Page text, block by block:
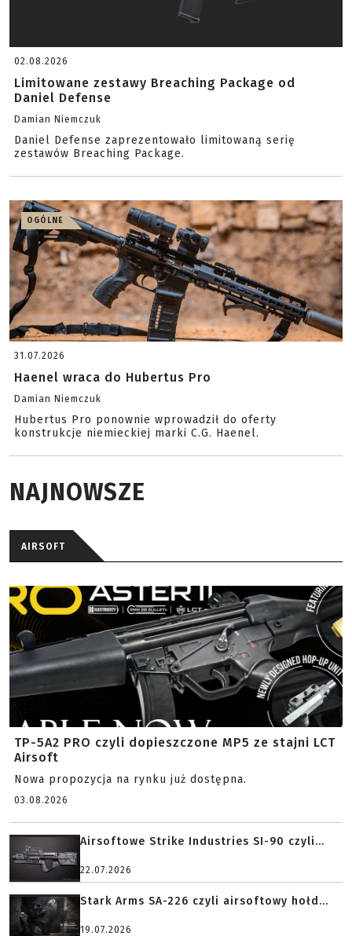
02.08.2026
Limitowane zestawy Breaching Package od
Daniel Defense
Damian Niemczuk
Daniel Defense zaprezentowało limitowaną serię
zestawów Breaching Package.
OGÓLNE
31.07.2026
Haenel wraca do Hubertus Pro
Damian Niemczuk
Hubertus Pro ponownie wprowadził do oferty
konstrukcje niemieckiej marki C.G. Haenel.
NAJNOWSZE
AIRSOFT
TP-5A2 PRO czyli dopieszczone MP5 ze stajni LCT
Airsoft
Nowa propozycja na rynku już dostępna.
03.08.2026
Airsoftowe Strike Industries SI-90 czyli...
22.07.2026
Stark Arms SA-226 czyli airsoftowy hołd...
19.07.2026